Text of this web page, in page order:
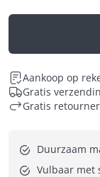
Aankoop op
Gratis
Gratis
Duurzaam
Vulbaar met